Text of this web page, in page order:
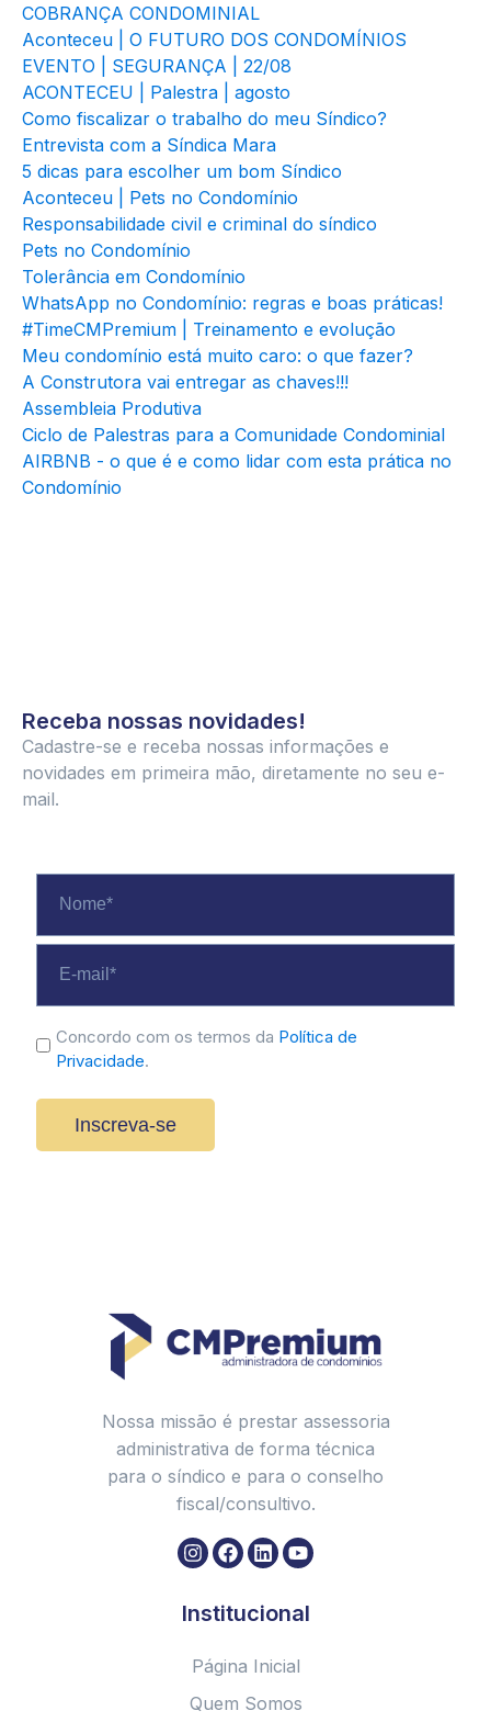
COBRANÇA CONDOMINIAL
Aconteceu | O FUTURO DOS CONDOMÍNIOS
EVENTO | SEGURANÇA | 22/08
ACONTECEU | Palestra | agosto
Como fiscalizar o trabalho do meu Síndico?
Entrevista com a Síndica Mara
5 dicas para escolher um bom Síndico
Aconteceu | Pets no Condomínio
Responsabilidade civil e criminal do síndico
Pets no Condomínio
Tolerância em Condomínio
WhatsApp no Condomínio: regras e boas práticas!
#TimeCMPremium | Treinamento e evolução
Meu condomínio está muito caro: o que fazer?
A Construtora vai entregar as chaves!!!
Assembleia Produtiva
Ciclo de Palestras para a Comunidade Condominial
AIRBNB - o que é e como lidar com esta prática no
Condomínio
Receba nossas novidades!
Cadastre-se e receba nossas informações e
novidades em primeira mão, diretamente no seu e-
mail.
mail
*
politica
Concordo com os termos da Política de
Privacidade.
Nossa missão é prestar assessoria
administrativa de forma técnica
para o síndico e para o conselho
fiscal/consultivo.
Institucional
Página Inicial
Quem Somos